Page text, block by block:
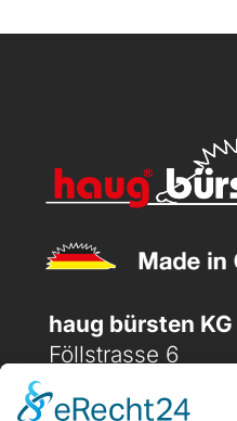
haug bürsten KG
Föllstrasse 6